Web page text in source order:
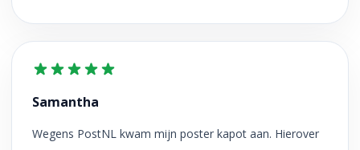
Samantha
Wegens PostNL kwam mijn poster kapot aan. Hierover